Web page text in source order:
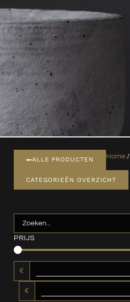
ALLE PRODUCTEN Home/
CATEGORIEËN OVERZICHT
PRIJS
€
€